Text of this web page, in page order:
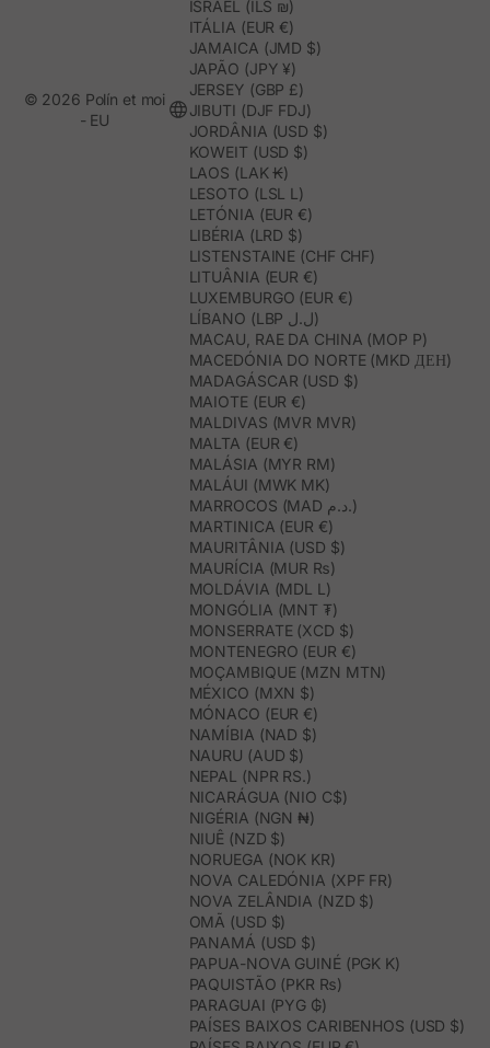
ISRAEL (ILS ₪)
ITÁLIA (EUR €)
JAMAICA (JMD $)
JAPÃO (JPY ¥)
JERSEY (GBP £)
JIBUTI (DJF FDJ)
JORDÂNIA (USD $)
KOWEIT (USD $)
LAOS (LAK ₭)
LESOTO (LSL L)
LETÓNIA (EUR €)
LIBÉRIA (LRD $)
LISTENSTAINE (CHF CHF)
LITUÂNIA (EUR €)
LUXEMBURGO (EUR €)
LÍBANO (LBP ل.ل)
MACAU, RAE DA CHINA (MOP P)
MACEDÓNIA DO NORTE (MKD ДЕН)
MADAGÁSCAR (USD $)
MAIOTE (EUR €)
MALDIVAS (MVR MVR)
MALTA (EUR €)
MALÁSIA (MYR RM)
MALÁUI (MWK MK)
MARROCOS (MAD د.م.)
MARTINICA (EUR €)
MAURITÂNIA (USD $)
MAURÍCIA (MUR ₨)
MOLDÁVIA (MDL L)
MONGÓLIA (MNT ₮)
MONSERRATE (XCD $)
MONTENEGRO (EUR €)
MOÇAMBIQUE (MZN MTN)
MÉXICO (MXN $)
MÓNACO (EUR €)
NAMÍBIA (NAD $)
NAURU (AUD $)
NEPAL (NPR RS.)
NICARÁGUA (NIO C$)
NIGÉRIA (NGN ₦)
NIUÊ (NZD $)
NORUEGA (NOK KR)
NOVA CALEDÓNIA (XPF FR)
NOVA ZELÂNDIA (NZD $)
OMÃ (USD $)
PANAMÁ (USD $)
PAPUA-NOVA GUINÉ (PGK K)
PAQUISTÃO (PKR ₨)
PARAGUAI (PYG ₲)
PAÍSES BAIXOS CARIBENHOS (USD $)
© 2026 Polín et moi
- EU